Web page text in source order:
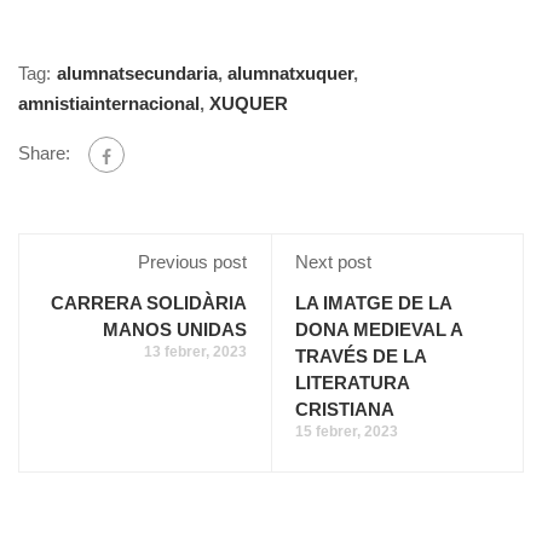
Tag: alumnatsecundaria, alumnatxuquer,
amnistiainternacional, XUQUER
Share:
Previous post
CARRERA SOLIDÀRIA
MANOS UNIDAS
13 febrer, 2023
Next post
LA IMATGE DE LA
DONA MEDIEVAL A
TRAVÉS DE LA
LITERATURA
CRISTIANA
15 febrer, 2023